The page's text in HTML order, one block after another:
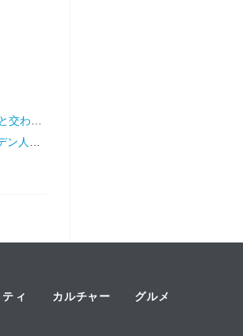
寄り添うフランス菓子
の定番食
ィ カルチャー グルメ